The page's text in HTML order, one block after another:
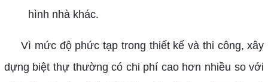
hình nhà khác.
Vì mức độ phức tạp trong thiết kế và thi công, xây
dựng biệt thự thường có chi phí cao hơn nhiều so với